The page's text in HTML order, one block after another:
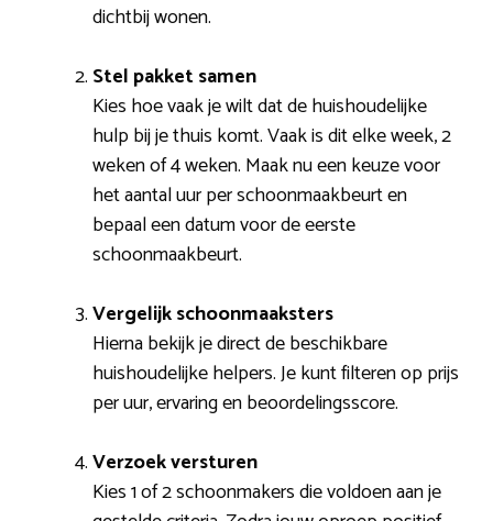
dichtbij wonen.
Stel pakket samen
Kies hoe vaak je wilt dat de huishoudelijke
hulp bij je thuis komt. Vaak is dit elke week, 2
weken of 4 weken. Maak nu een keuze voor
het aantal uur per schoonmaakbeurt en
bepaal een datum voor de eerste
schoonmaakbeurt.
Vergelijk schoonmaaksters
Hierna bekijk je direct de beschikbare
huishoudelijke helpers. Je kunt filteren op prijs
per uur, ervaring en beoordelingsscore.
Verzoek versturen
Kies 1 of 2 schoonmakers die voldoen aan je